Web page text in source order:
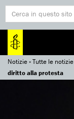
Notizie»Tutte le notizie
diritto alla protesta